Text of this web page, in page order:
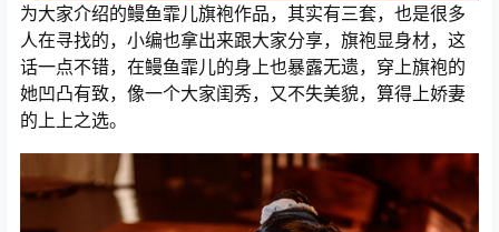
为大家介绍的鳗鱼霏儿旗袍作品，其实有三套，也是很多
人在寻找的，小编也拿出来跟大家分享，旗袍显身材，这
话一点不错，在鳗鱼霏儿的身上也暴露无遗，穿上旗袍的
她凹凸有致，像一个大家闺秀，又不失美貌，算得上娇妻
的上上之选。